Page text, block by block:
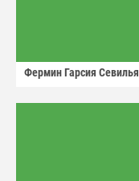
Фермин Гарсия Севилья